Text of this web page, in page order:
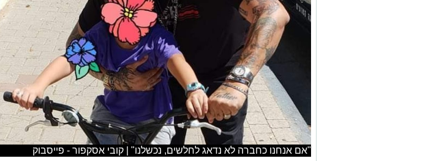
"אם אנחנו כחברה לא נדאג לחלשים, נכשלנו" | קובי אסקפור - פייסבוק